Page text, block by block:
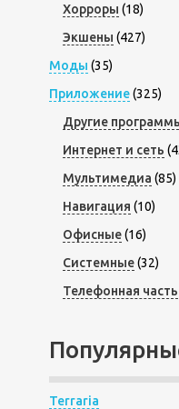
Хорроры (18)
Экшены (427)
Моды (35)
Приложение(325)
Другие
Интернет и сеть
Мультимедиа (85)
Навигация (10)
Офисные(16)
Системные(32)
Телефонная часть
Terraria